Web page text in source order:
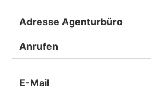
Adresse Agenturbüro
Anrufen
E-Mail